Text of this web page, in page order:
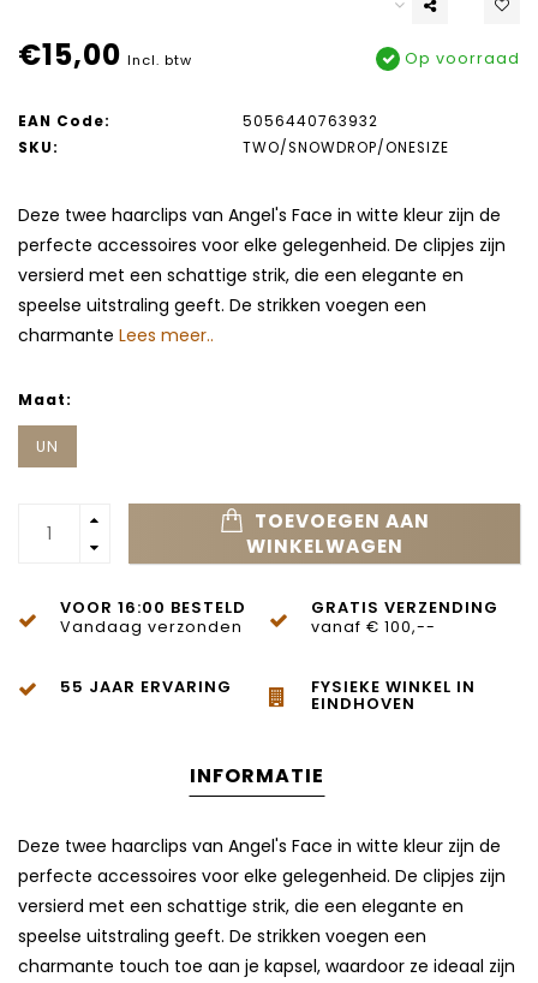
€15,00 Incl. btw Op voorraad
EAN Code:
5056440763932
SKU:
TWO/SNOWDROP/ONESIZE
Deze twee haarclips van Angel's Face in witte kleur zijn de
perfecte accessoires voor elke gelegenheid. De clipjes zijn
versierd met een schattige strik, die een elegante en
speelse uitstraling geeft. De strikken voegen een
charmante Lees meer..
Maat:
UN
TOEVOEGEN AAN
WINKELWAGEN
VOOR 16:00 BESTELD
Vandaag verzonden
GRATIS VERZENDING
vanaf € 100,--
55 JAAR ERVARING FYSIEKE WINKEL IN
EINDHOVEN
INFORMATIE
Deze twee haarclips van Angel's Face in witte kleur zijn de
perfecte accessoires voor elke gelegenheid. De clipjes zijn
versierd met een schattige strik, die een elegante en
speelse uitstraling geeft. De strikken voegen een
charmante touch toe aan je kapsel, waardoor ze ideaal zijn